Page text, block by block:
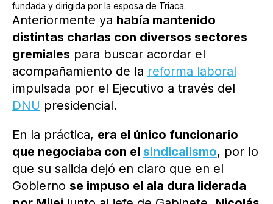
fundada y dirigida por la esposa de Triaca.
Anteriormente ya había mantenido
distintas charlas con diversos sectores
gremiales para buscar acordar el
acompañamiento de la reforma laboral
impulsada por el Ejecutivo a través del
DNU presidencial.
En la práctica, era el único funcionario
que negociaba con el sindicalismo, por lo
que su salida dejó en claro que en el
Gobierno se impuso el ala dura liderada